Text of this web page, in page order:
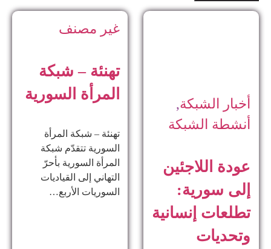
أخبار الشبكة,
أنشطة الشبكة
عودة اللاجئين
إلى سورية:
تطلعات إنسانية
وتحديات
غير مصنف
تهنئة – شبكة
المرأة السورية
تهنئة – شبكة المرأة
السورية تتقدّم شبكة
المرأة السورية بأحرّ
التهاني إلى القياديات
السوريات الأربع…